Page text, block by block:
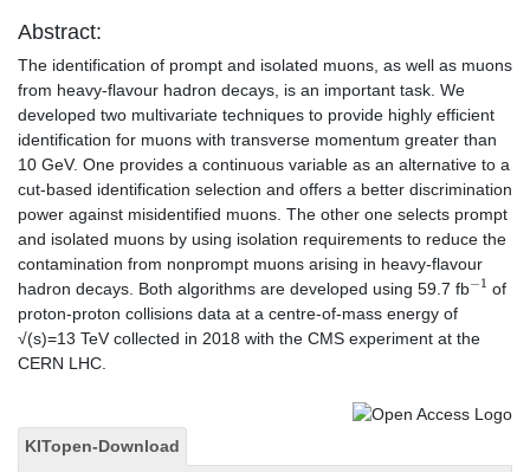
Abstract:
The identification of prompt and isolated muons, as well as muons
from heavy-flavour hadron decays, is an important task. We
developed two multivariate techniques to provide highly efficient
identification for muons with transverse momentum greater than
10 GeV. One provides a continuous variable as an alternative to a
cut-based identification selection and offers a better discrimination
power against misidentified muons. The other one selects prompt
and isolated muons by using isolation requirements to reduce the
contamination from nonprompt muons arising in heavy-flavour
hadron decays. Both algorithms are developed using 59.7 fb
1 of
proton-proton collisions data at a centre-of-mass energy of
√(s)=13 TeV collected in 2018 with the CMS experiment at the
CERN LHC.
KITopen-Download